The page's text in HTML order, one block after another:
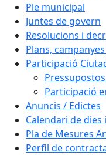
Ple municipal
Juntes de govern
Resolucions i
Plans,
Participació
Participació
Anuncis / Edictes
Calendari de dies
Pla de Mesures
Perfil de